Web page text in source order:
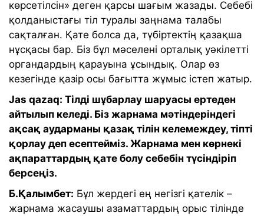
көрсетілсін» деген қарсы шағым жазады. Себебі
қолданыстағы тіл туралы заңнама талабы
сақталған. Қате болса да, түбіртектің қазақша
нұсқасы бар. Біз бұл мәселені орталық уәкілетті
органдардың қарауына ұсындық. Олар өз
кезегінде қазір осы бағытта жұмыс істеп жатыр.
Jas qazaq: Тілді шұбарлау шаруасы ертеден
айтылып келеді. Біз жарнама мәтіндеріндегі
ақсақ аударманы қазақ тілін келемеждеу, тіпті
қорлау деп есептейміз. Жарнама мен көрнекі
ақпараттардың қате болу себебін түсіндіріп
берсеңіз.
Б.Қалымбет: Бұл жердегі ең негізгі қателік –
жарнама жасаушы азаматтардың орыс тілінде